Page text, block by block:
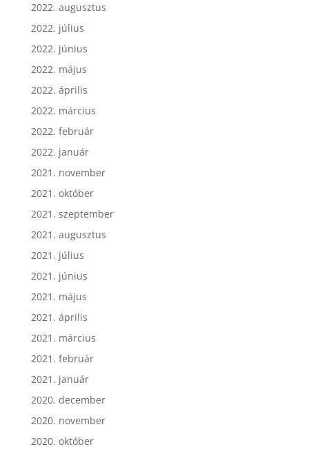
2022. augusztus
2022. július
2022. június
2022. május
2022. április
2022. március
2022. február
2022. január
2021. november
2021. október
2021. szeptember
2021. augusztus
2021. július
2021. június
2021. május
2021. április
2021. március
2021. február
2021. január
2020. december
2020. november
2020. október